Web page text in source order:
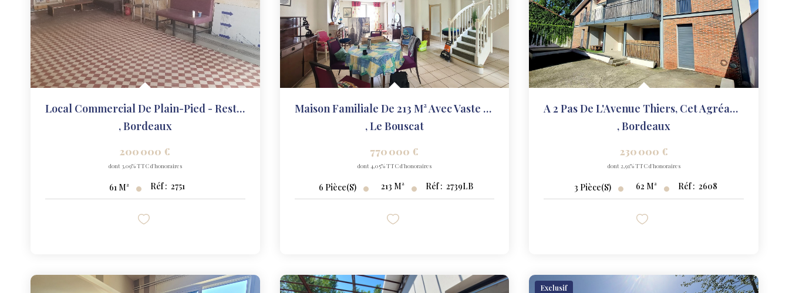
Local Commercial De Plain-Pied - Restaurant Libre Avec...
,Bordeaux
200 000 €
dont 3,09% TTC d'honoraires
61 M² Réf : 2751
Maison Familiale De 213 M² Avec Vaste Terrasse / Jardin,...
,Le Bouscat
770 000 €
dont 4,05% TTC d'honoraires
6 Pièce(s) 213 M² Réf : 2739LB
A 2 Pas De L'Avenue Thiers, Cet Agréable T3 Avec Terrasse...
,Bordeaux
230 000 €
dont 2,91% TTC d'honoraires
3 Pièce(s) 62 M² Réf : 2608
Exclusif